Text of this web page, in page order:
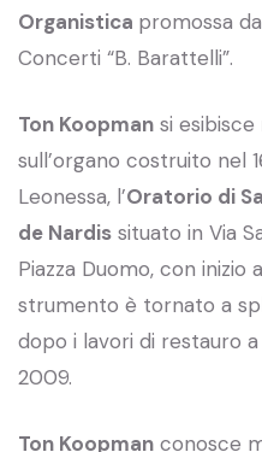
Organistica promossa
Concerti “B. Barattelli”.
Ton Koopman si esibisce
sull’organo costruito nel
Leonessa, l’Oratorio di
de Nardis situato in Via
Piazza Duomo, con inizio
strumento è tornato a
dopo i lavori di restauro
2009.
Ton Koopman conosce